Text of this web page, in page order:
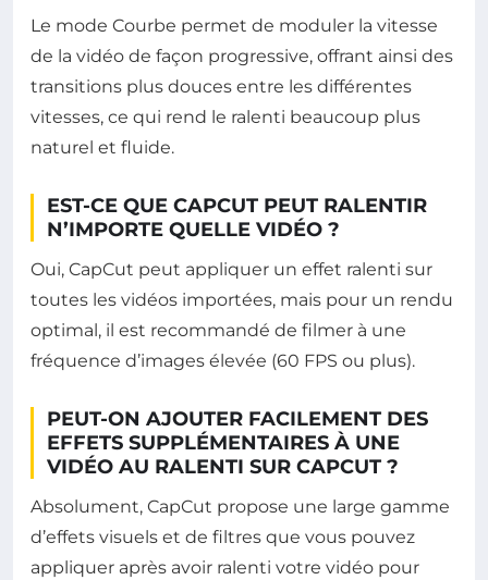
Le mode Courbe permet de moduler la vitesse
de la vidéo de façon progressive, offrant ainsi des
transitions plus douces entre les différentes
vitesses, ce qui rend le ralenti beaucoup plus
naturel et fluide.
EST-CE QUE CAPCUT PEUT RALENTIR
N’IMPORTE QUELLE VIDÉO ?
Oui, CapCut peut appliquer un effet ralenti sur
toutes les vidéos importées, mais pour un rendu
optimal, il est recommandé de filmer à une
fréquence d’images élevée (60 FPS ou plus).
PEUT-ON AJOUTER FACILEMENT DES
EFFETS SUPPLÉMENTAIRES À UNE
VIDÉO AU RALENTI SUR CAPCUT ?
Absolument, CapCut propose une large gamme
d’effets visuels et de filtres que vous pouvez
appliquer après avoir ralenti votre vidéo pour